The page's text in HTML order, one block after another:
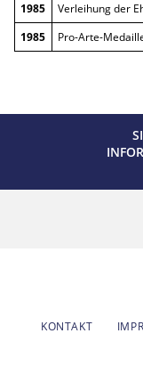
1985
Verleihung der
1985
Pro-Arte-
KONTAKT